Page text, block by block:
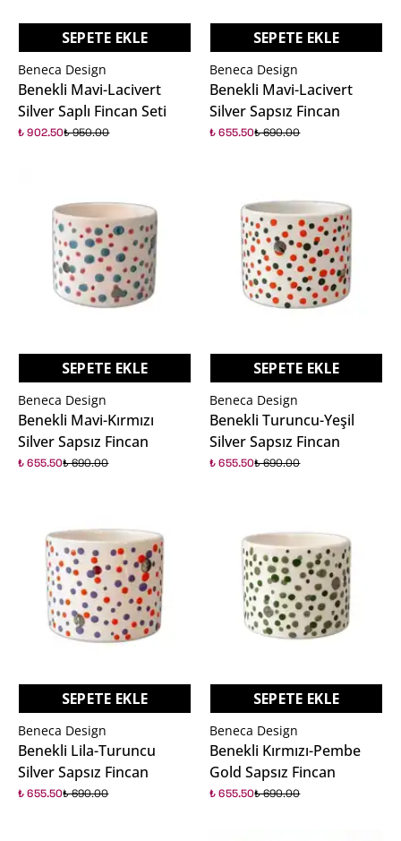
SEPETE EKLE
Beneca Design
Benekli Mavi-Lacivert
Silver Saplı Fincan Seti
₺ 902.50₺ 950.00
SEPETE EKLE
Beneca Design
Benekli Mavi-Lacivert
Silver Sapsız Fincan
₺ 655.50₺ 690.00
SEPETE EKLE
Beneca Design
Benekli Mavi-Kırmızı
Silver Sapsız Fincan
₺ 655.50₺ 690.00
SEPETE EKLE
Beneca Design
Benekli Turuncu-Yeşil
Silver Sapsız Fincan
₺ 655.50₺ 690.00
SEPETE EKLE
Beneca Design
Benekli Lila-Turuncu
Silver Sapsız Fincan
₺ 655.50₺ 690.00
SEPETE EKLE
Beneca Design
Benekli Kırmızı-Pembe
Gold Sapsız Fincan
₺ 655.50₺ 690.00